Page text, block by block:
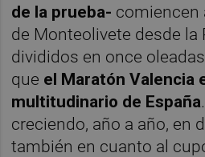
de la prueba- comiencen
de Monteolivete desde la
divididos en once
que el Maratón Valencia
multitudinario de España
creciendo, año a año, en
también en cuanto al